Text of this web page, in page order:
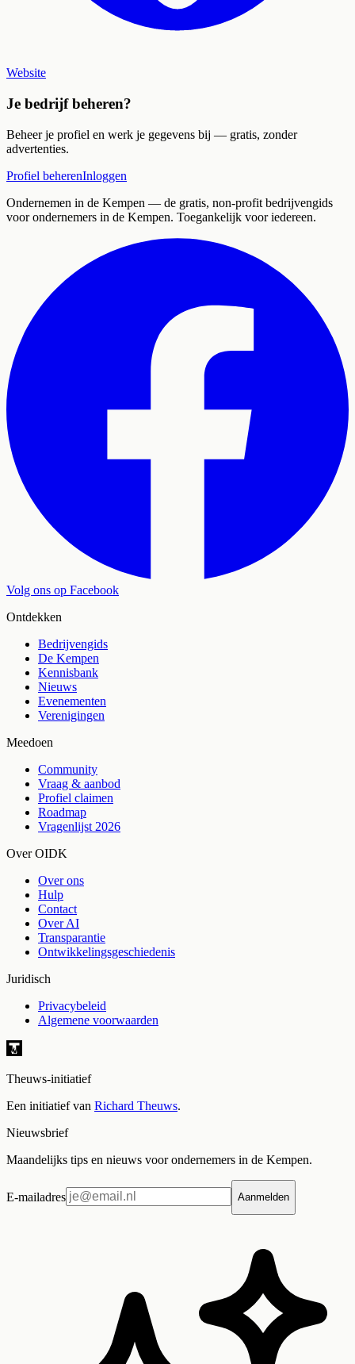
Website
Je bedrijf beheren?
Beheer je profiel en werk je gegevens bij — gratis, zonder
advertenties.
Profiel beherenInloggen
Ondernemen in de Kempen — de gratis, non-profit bedrijvengids
voor ondernemers in de Kempen. Toegankelijk voor iedereen.
Volg ons op Facebook
Ontdekken
Bedrijvengids
De Kempen
Kennisbank
Nieuws
Evenementen
Verenigingen
Meedoen
Community
Vraag & aanbod
Profiel claimen
Roadmap
Vragenlijst 2026
Over OIDK
Over ons
Hulp
Contact
Over AI
Transparantie
Ontwikkelingsgeschiedenis
Juridisch
Privacybeleid
Algemene voorwaarden
Theuws-initiatief
Een initiatief van Richard Theuws.
Nieuwsbrief
Maandelijks tips en nieuws voor ondernemers in de Kempen.
E-mailadres Aanmelden